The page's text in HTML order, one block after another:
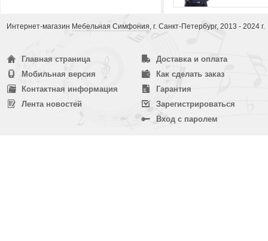
Интернет-магазин Мебельная Симфония, г. Санкт-Петербург, 2013 - 2024 г.
Главная страница
Мобильная версия
Контактная информация
Лента новостей
Доставка и оплата
Как сделать заказ
Гарантия
Зарегистрироваться
Вход с паролем